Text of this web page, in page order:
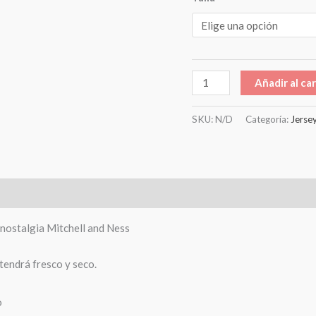
Añadir al
SKU:N/D Categoría:
Mitchell and Ness
fresco y seco.